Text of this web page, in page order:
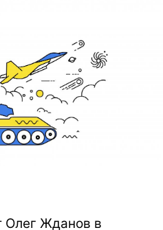
Олег Жданов в